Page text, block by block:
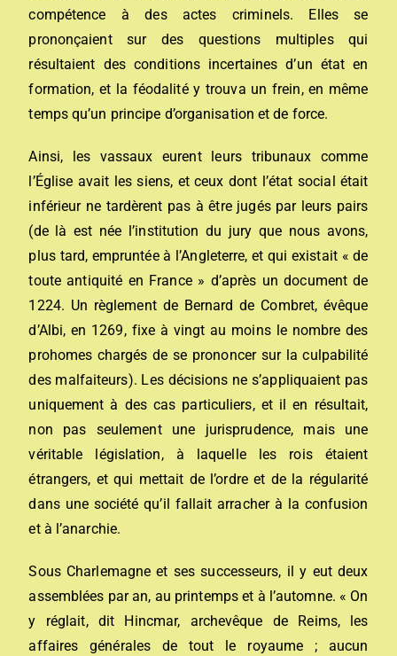
compétence à des actes criminels. Elles se
prononçaient sur des questions multiples qui
résultaient des conditions incertaines d’un état en
formation, et la féodalité y trouva un frein, en même
temps qu’un principe d’organisation et de force.
Ainsi, les vassaux eurent leurs tribunaux comme
l’Église avait les siens, et ceux dont l’état social était
inférieur ne tardèrent pas à être jugés par leurs pairs
(de là est née l’institution du jury que nous avons,
plus tard, empruntée à l’Angleterre, et qui existait « de
toute antiquité en France » d’après un document de
1224. Un règlement de Bernard de Combret, évêque
d’Albi, en 1269, fixe à vingt au moins le nombre des
prohomes chargés de se prononcer sur la culpabilité
des malfaiteurs). Les décisions ne s’appliquaient pas
uniquement à des cas particuliers, et il en résultait,
non pas seulement une jurisprudence, mais une
véritable législation, à laquelle les rois étaient
étrangers, et qui mettait de l’ordre et de la régularité
dans une société qu’il fallait arracher à la confusion
et à l’anarchie.
Sous Charlemagne et ses successeurs, il y eut deux
assemblées par an, au printemps et à l’automne. « On
y réglait, dit Hincmar, archevêque de Reims, les
affaires générales de tout le royaume ; aucun